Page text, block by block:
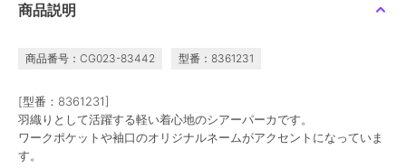
商品説明
商品番号：CG023-83442 型番：8361231
[型番：8361231]
羽織りとして活躍する軽い着心地のシアーパーカです。
ワークポケットや袖口のオリジナルネームがアクセントになっていま
す。